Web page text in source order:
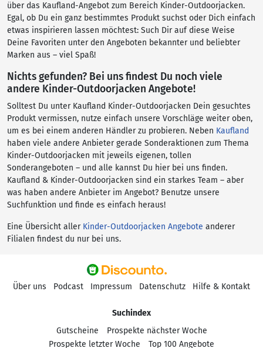
über das Kaufland-Angebot zum Bereich Kinder-Outdoorjacken.
Egal, ob Du ein ganz bestimmtes Produkt suchst oder Dich einfach
etwas inspirieren lassen möchtest: Such Dir auf diese Weise
Deine Favoriten unter den Angeboten bekannter und beliebter
Marken aus – viel Spaß!
Nichts gefunden? Bei uns findest Du noch viele
andere Kinder-Outdoorjacken Angebote!
Solltest Du unter Kaufland Kinder-Outdoorjacken Dein gesuchtes
Produkt vermissen, nutze einfach unsere Vorschläge weiter oben,
um es bei einem anderen Händler zu probieren. Neben Kaufland
haben viele andere Anbieter gerade Sonderaktionen zum Thema
Kinder-Outdoorjacken mit jeweils eigenen, tollen
Sonderangeboten – und alle kannst Du hier bei uns finden.
Kaufland & Kinder-Outdoorjacken sind ein starkes Team – aber
was haben andere Anbieter im Angebot? Benutze unsere
Suchfunktion und finde es einfach heraus!
Eine Übersicht aller Kinder-Outdoorjacken Angebote anderer
Filialen findest du nur bei uns.
Über uns Podcast Impressum Datenschutz Hilfe & Kontakt
Suchindex
Gutscheine
Prospekte nächster Woche
Prospekte letzter Woche
Top 100 Angebote